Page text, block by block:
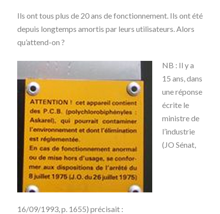
Ils ont tous plus de 20 ans de fonctionnement. Ils ont été
depuis longtemps amortis par leurs utilisateurs. Alors
qu’attend-on ?
NB : Il y a
15 ans, dans
une réponse
écrite le
ministre de
l’industrie
(JO Sénat,
16/09/1993, p. 1655) précisait :